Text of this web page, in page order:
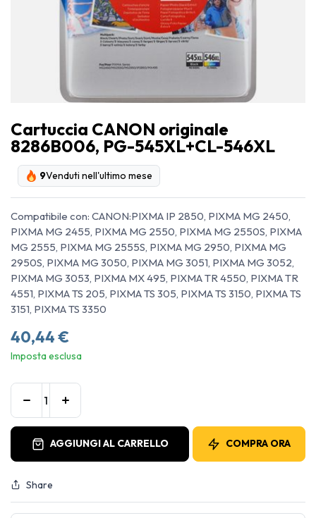
Cartuccia CANON originale
8286B006, PG-545XL+CL-546XL
9Venduti nell'ultimo mese
Compatibile con: CANON:PIXMA IP 2850, PIXMA MG 2450,
PIXMA MG 2455, PIXMA MG 2550, PIXMA MG 2550S, PIXMA
MG 2555, PIXMA MG 2555S, PIXMA MG 2950, PIXMA MG
2950S, PIXMA MG 3050, PIXMA MG 3051, PIXMA MG 3052,
PIXMA MG 3053, PIXMA MX 495, PIXMA TR 4550, PIXMA TR
4551, PIXMA TS 205, PIXMA TS 305, PIXMA TS 3150, PIXMA TS
3151, PIXMA TS 3350
40,44€
Imposta esclusa
AGGIUNGI AL CARRELLO COMPRA ORA
Share